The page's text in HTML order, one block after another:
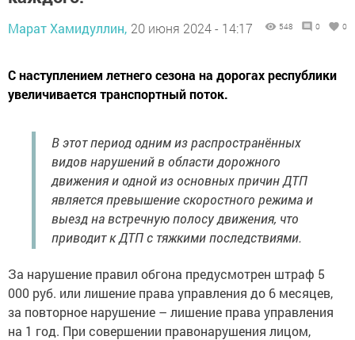
Марат Хамидуллин, 20 июня 2024 - 14:17 548 0 0
С наступлением летнего сезона на дорогах республики
увеличивается транспортный поток.
В этот период одним из распространённых
видов нарушений в области дорожного
движения и одной из основных причин ДТП
является превышение скоростного режима и
выезд на встречную полосу движения, что
приводит к ДТП с тяжкими последствиями.
За нарушение правил обгона предусмотрен штраф 5
000 руб. или лишение права управления до 6 месяцев,
за повторное нарушение – лишение права управления
на 1 год. При совершении правонарушения лицом,